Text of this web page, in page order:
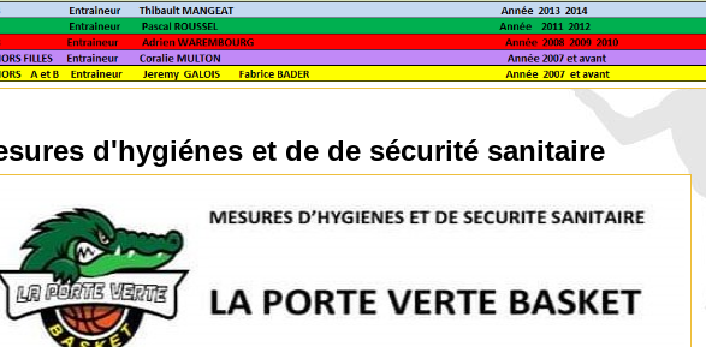
d'hygiénes et de de sécurité sanitaire